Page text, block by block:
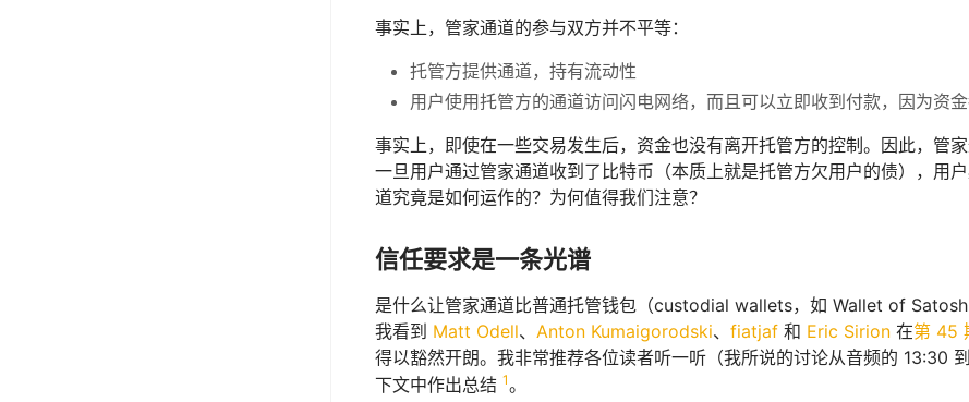
事实上，管家通道的参与双方并不平等：
托管方提供通道，持有流动性
用户使用托管方的通道访问闪电网络，而且可以立即收到付款，因为资金
事实上，即使在一些交易发生后，资金也没有离开托管方的控制。因此，管
一旦用户通过管家通道收到了比特币（本质上就是托管方欠用户的债），用
道究竟是如何运作的？为何值得我们注意？
信任要求是一条光谱
是什么让管家通道比普通托管钱包（custodial wallets，如 Wallet of
我看到 Matt Odell、 Anton Kumaigorodski、 fiatjaf 和 Eric Sirion 在第 45
得以豁然开朗。我非常推荐各位读者听一听（我所说的讨论从音频的 13:30
下文中作出总结 1。